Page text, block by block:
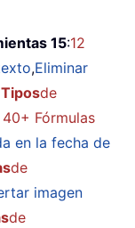
15:12
,Eliminar
Tiposde
40+ Fórmulas
en la fecha de
de
imagen
de